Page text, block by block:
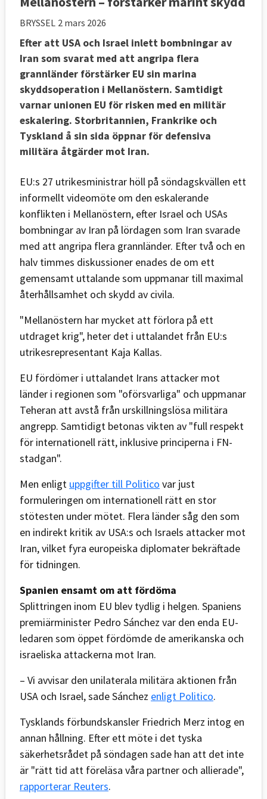
BRYSSEL 2 mars 2026
Efter att USA och Israel inlett bombningar av
Iran som svarat med att angripa flera
grannländer förstärker EU sin marina
skyddsoperation i Mellanöstern. Samtidigt
varnar unionen EU för risken med en militär
eskalering. Storbritannien, Frankrike och
Tyskland å sin sida öppnar för defensiva
militära åtgärder mot Iran.
EU:s 27 utrikesministrar höll på söndagskvällen ett
informellt videomöte om den eskalerande
konflikten i Mellanöstern, efter Israel och USAs
bombningar av Iran på lördagen som Iran svarade
med att angripa flera grannländer. Efter två och en
halv timmes diskussioner enades de om ett
gemensamt uttalande som uppmanar till maximal
återhållsamhet och skydd av civila.
"Mellanöstern har mycket att förlora på ett
utdraget krig", heter det i uttalandet från EU:s
utrikesrepresentant Kaja Kallas.
EU fördömer i uttalandet Irans attacker mot
länder i regionen som "oförsvarliga" och uppmanar
Teheran att avstå från urskillningslösa militära
angrepp. Samtidigt betonas vikten av "full respekt
för internationell rätt, inklusive principerna i FN-
stadgan".
Men enligt uppgifter till Politico var just
formuleringen om internationell rätt en stor
stötesten under mötet. Flera länder såg den som
en indirekt kritik av USA:s och Israels attacker mot
Iran, vilket fyra europeiska diplomater bekräftade
för tidningen.
Spanien ensamt om att fördöma
Splittringen inom EU blev tydlig i helgen. Spaniens
premiärminister Pedro Sánchez var den enda EU-
ledaren som öppet fördömde de amerikanska och
israeliska attackerna mot Iran.
– Vi avvisar den unilaterala militära aktionen från
USA och Israel, sade Sánchez enligt Politico.
Tysklands förbundskansler Friedrich Merz intog en
annan hållning. Efter ett möte i det tyska
säkerhetsrådet på söndagen sade han att det inte
är "rätt tid att föreläsa våra partner och allierade",
rapporterar Reuters.